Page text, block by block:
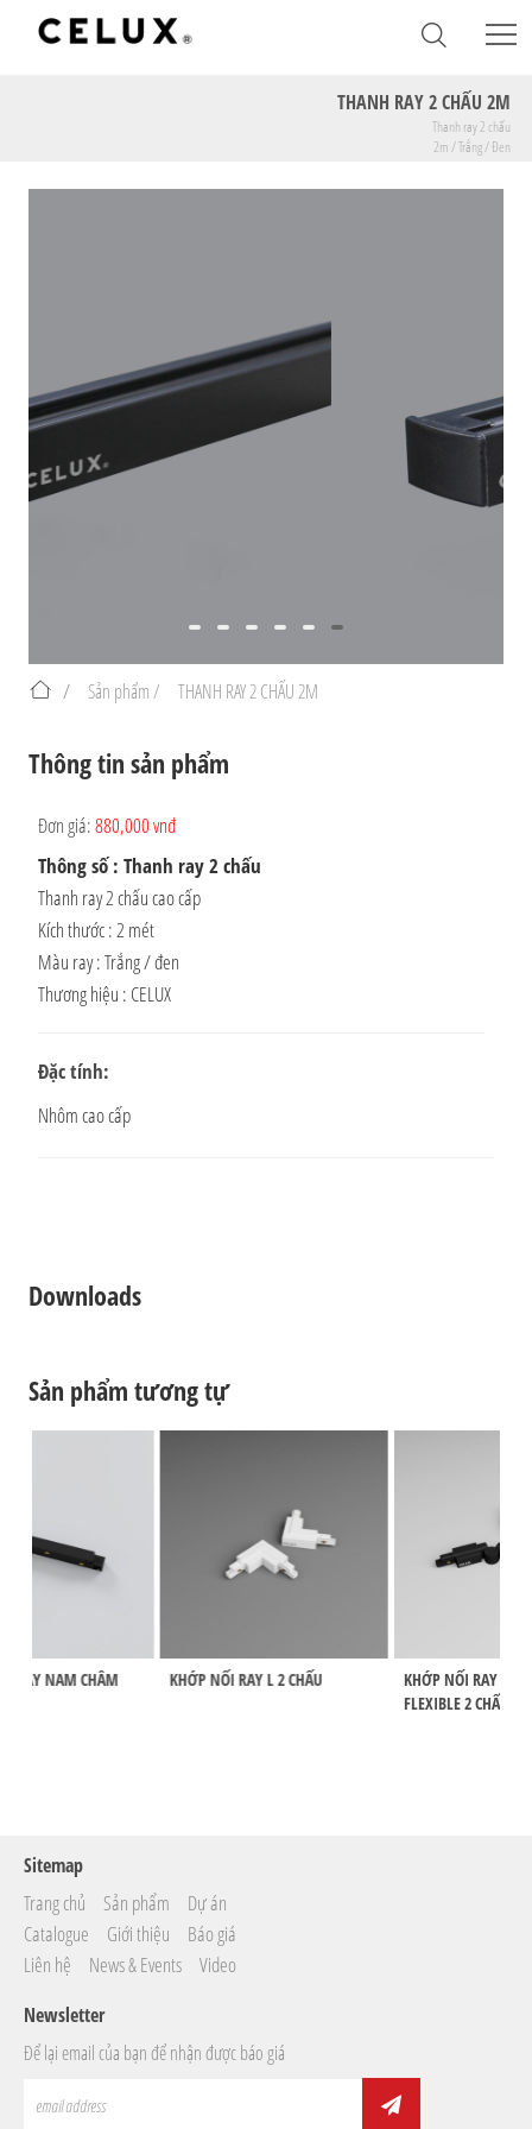
THANH RAY 2 CHẤU 2M
Thanh ray 2 chấu
2m / Trắng / Đen
/ Sản phẩm / THANH RAY 2 CHẤU 2M
Thông tin sản phẩm
Đơn giá:880,000 vnđ
Thông số : Thanh ray 2 chấu
Thanh ray 2 chấu cao cấp
Kích thước : 2 mét
Màu ray : Trắng / đen
Thương hiệu : CELUX
Đặc tính:
Nhôm cao cấp
Downloads
Sản phẩm tương tự
CHÂM KHỚP NỐI RAY L 2 CHẤU
KHỚP NỐI RAY GÓC LỆCH
FLEXIBLE 2 CHẤU
Sitemap
Trang chủ Sản phẩm
Dự án
Catalogue
Giới thiệu
Báo giá
Liên hệ
News & Events Video
Newsletter
Để lại email của bạn để nhận được báo giá